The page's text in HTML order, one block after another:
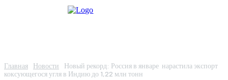
Главная Новости
Новый рекорд: Россия в январе нарастила экспорт
коксующегося угля в Индию до 1,22 млн тонн